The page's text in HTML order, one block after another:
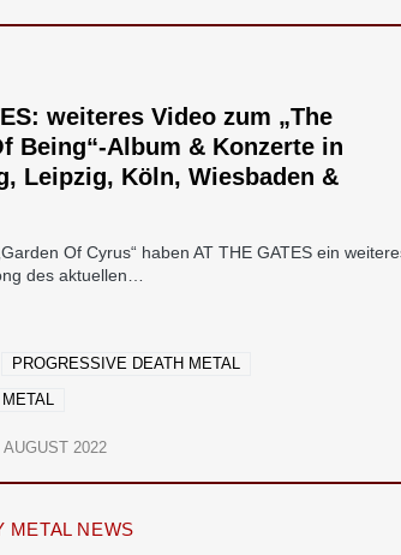
weiteres Video zum „The
Being“-Album & Konzerte in
Leipzig, Köln, Wiesbaden &
Of Cyrus“ haben AT THE GATES ein
des aktuellen…
PROGRESSIVE DEATH METAL
AUGUST 2022
METAL NEWS